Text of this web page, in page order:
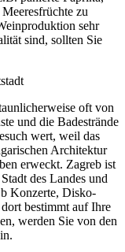
zu
sehr
sind, sollten Sie
oft von
und die Badestrände
wert, weil das
Architektur
erweckt. Zagreb ist
des Landes und
Konzerte, Disko-
bestimmt auf Ihre
werden Sie von den